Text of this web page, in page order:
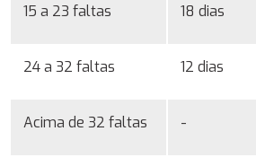
15 a 23 faltas 18 dias
24 a 32 faltas 12 dias
Acima de 32 faltas -